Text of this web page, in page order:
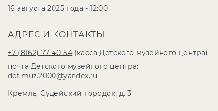
16 августа 2025 года - 12:00
АДРЕС И КОНТАКТЫ
+7 (8162) 77-40-54 (касса Детского музейного центра)
почта Детского музейного центра:
det.muz.2000@yandex.ru
Кремль, Судейский городок, д. 3